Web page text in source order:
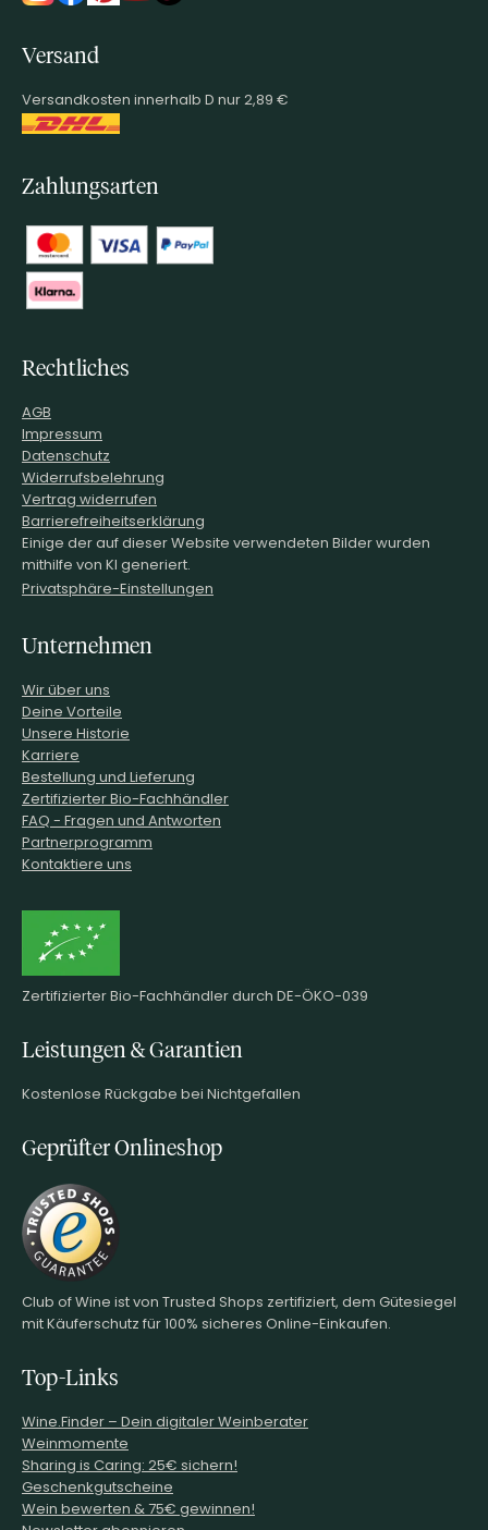
Versand
Versandkosten innerhalb D nur 2,89 €
Zahlungsarten
Rechtliches
AGB
Impressum
Datenschutz
Widerrufsbelehrung
Vertrag widerrufen
Barrierefreiheitserklärung
Einige der auf dieser Website verwendeten Bilder wurden
mithilfe von KI generiert.
Privatsphäre-Einstellungen
Unternehmen
Wir über uns
Deine Vorteile
Unsere Historie
Karriere
Bestellung und Lieferung
Zertifizierter Bio-Fachhändler
FAQ - Fragen und Antworten
Partnerprogramm
Kontaktiere uns
Zertifizierter Bio-Fachhändler durch DE-ÖKO-039
Leistungen & Garantien
Kostenlose Rückgabe bei Nichtgefallen
Geprüfter Onlineshop
Club of Wine ist von Trusted Shops zertifiziert, dem Gütesiegel
mit Käuferschutz für 100% sicheres Online-Einkaufen.
Top-Links
Wine.Finder – Dein digitaler Weinberater
Weinmomente
Sharing is Caring: 25€ sichern!
Geschenkgutscheine
Wein bewerten & 75€ gewinnen!